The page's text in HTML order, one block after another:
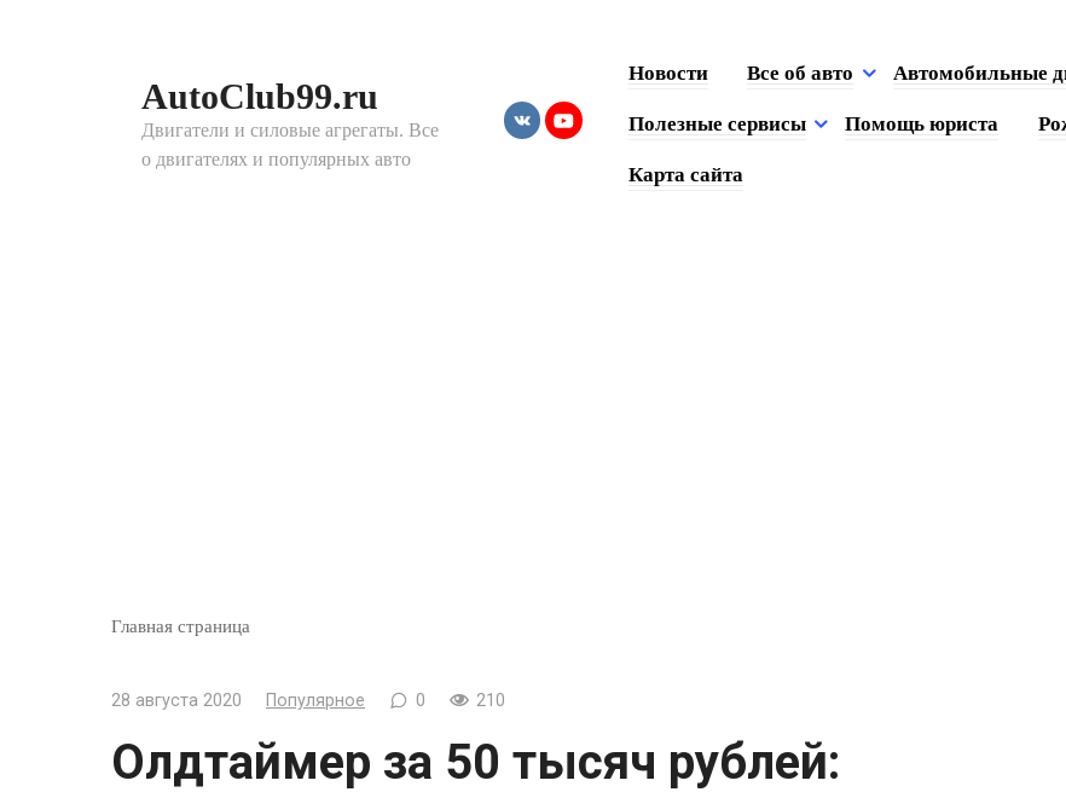
AutoClub99.ru
Двигатели и силовые агрегаты. Все
о двигателях и популярных авто
Новости Все об авто Автомобильные
Полезные сервисы Помощь юриста
Карта сайта
Главная страница
28 августа 2020 Популярное 0 210
Олдтаймер за 50 тысяч рублей: